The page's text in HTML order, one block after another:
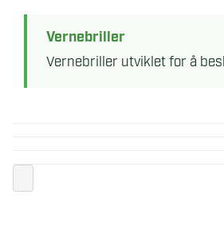
Vernebriller
Vernebriller utviklet for å